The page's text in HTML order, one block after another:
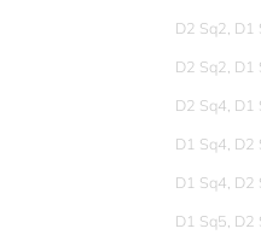
D2 Sq2, D1
D2 Sq2, D1
D2 Sq4, D1
D1 Sq4, D2
D1 Sq4, D2
D1 Sq5, D2